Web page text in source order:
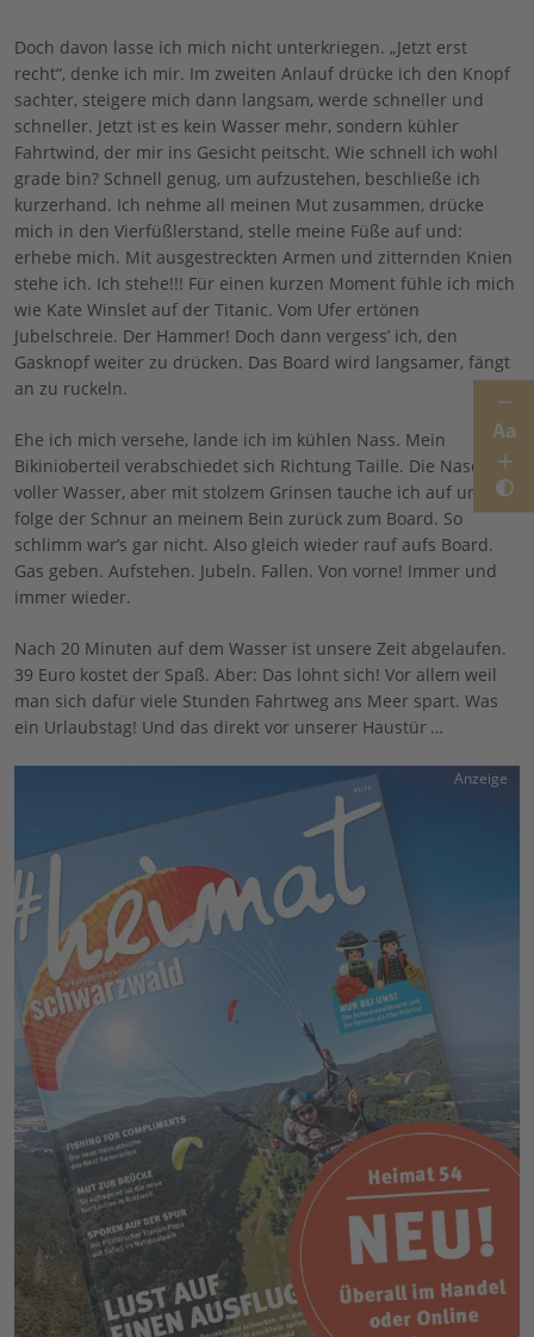
Aa
Doch davon lasse ich mich nicht unterkriegen. „Jetzt erst
recht“, denke ich mir. Im zweiten Anlauf drücke ich den Knopf
sachter, steigere mich dann langsam, werde schneller und
schneller. Jetzt ist es kein Wasser mehr, sondern kühler
Fahrtwind, der mir ins Gesicht peitscht. Wie schnell ich wohl
grade bin? Schnell genug, um aufzustehen, beschließe ich
kurzerhand. Ich nehme all meinen Mut zusammen, drücke
mich in den Vierfüßlerstand, stelle meine Füße auf und:
erhebe mich. Mit ausgestreckten Armen und zitternden Knien
stehe ich. Ich stehe!!! Für einen kurzen Moment fühle ich mich
wie Kate Winslet auf der Titanic. Vom Ufer ertönen
Jubelschreie. Der Hammer! Doch dann vergess’ ich, den
Gasknopf weiter zu drücken. Das Board wird langsamer, fängt
an zu ruckeln.
Ehe ich mich versehe, lande ich im kühlen Nass. Mein
Bikinioberteil verabschiedet sich Richtung Taille. Die Nase
voller Wasser, aber mit stolzem Grinsen tauche ich auf und
folge der Schnur an meinem Bein zurück zum Board. So
schlimm war’s gar nicht. Also gleich wieder rauf aufs Board.
Gas geben. Aufstehen. Jubeln. Fallen. Von vorne! Immer und
immer wieder.
Nach 20 Minuten auf dem Wasser ist unsere Zeit abgelaufen.
39 Euro kostet der Spaß. Aber: Das lohnt sich! Vor allem weil
man sich dafür viele Stunden Fahrtweg ans Meer spart. Was
ein Urlaubstag! Und das direkt vor unserer Haustür …
Anzeige